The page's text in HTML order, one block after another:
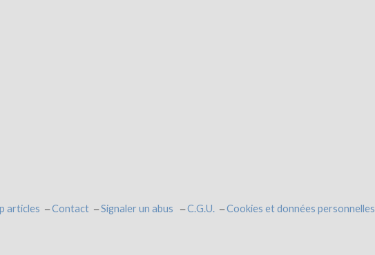
articles Contact Signaler un abus C.G.U. Cookies et données personnelles